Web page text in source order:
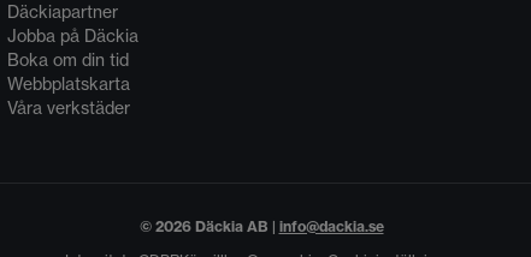
Däckiapartner
Jobba på Däckia
Boka om din tid
Webbplatskarta
Våra verkstäder
© 2026 Däckia AB | info@dackia.se